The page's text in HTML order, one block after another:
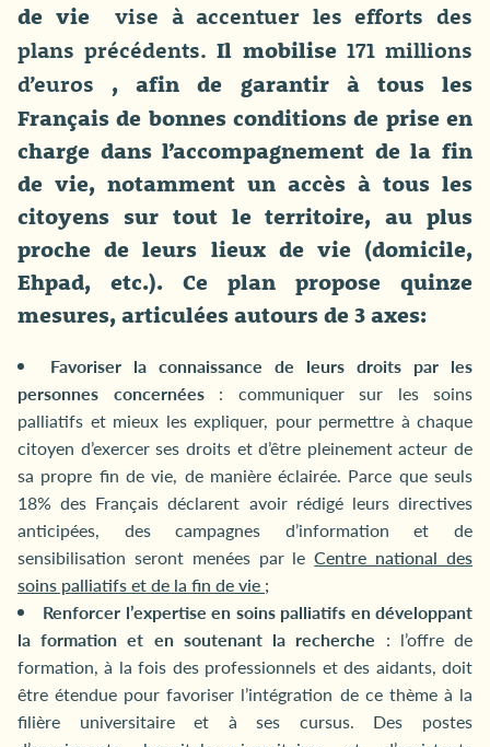
de vie vise à accentuer les efforts des
plans précédents.Il mobilise 171 millions
d’euros , afin de garantir à tous les
Français de bonnes conditions de prise en
charge dans l’accompagnement de la fin
de vie, notamment un accès à tous les
citoyens sur tout le territoire, au plus
proche de leurs lieux de vie (domicile,
Ehpad, etc.). Ce plan propose quinze
mesures, articulées autours de 3 axes:
Favoriser la connaissance de leurs droits par les
personnes concernées: communiquer sur les soins
palliatifs et mieux les expliquer, pour permettre à chaque
citoyen d’exercer ses droits et d’être pleinement acteur de
sa propre fin de vie, de manière éclairée. Parce que seuls
18% des Français déclarent avoir rédigé leurs directives
anticipées, des campagnes d’information et de
sensibilisation seront menées par leCentre national des
soins palliatifs et de la fin de vie ;
Renforcer l’expertise en soins palliatifs en développant
la formation et en soutenant la recherche : l’offre de
formation, à la fois des professionnels et des aidants, doit
être étendue pour favoriser l’intégration de ce thème à la
filière universitaire et à ses cursus. Des postes